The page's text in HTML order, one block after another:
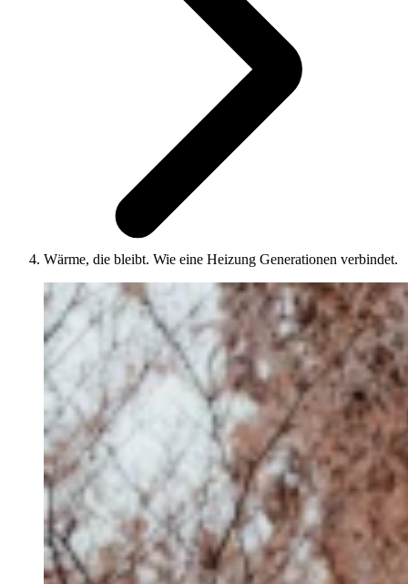
Wärme, die bleibt. Wie eine Heizung Generationen verbindet.